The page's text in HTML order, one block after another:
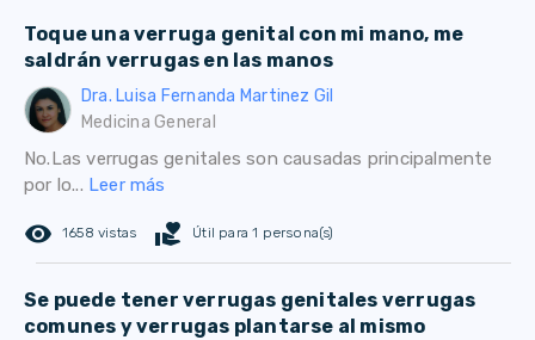
Toque una verruga genital con mi mano, me
saldrán verrugas en las manos
Dra. Luisa Fernanda Martinez Gil
Medicina General
No.Las verrugas genitales son causadas principalmente
por lo... Leer más
remove_red_eye 1658 vistas volunteer_activism Útil para 1 persona(s)
Se puede tener verrugas genitales verrugas
comunes y verrugas plantarse al mismo